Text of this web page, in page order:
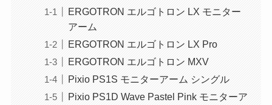
ERGOTRON エルゴトロン LX モニター
アーム
ERGOTRON エルゴトロン LX Pro
ERGOTRON エルゴトロン MXV
Pixio PS1S モニターアーム シングル
Pixio PS1D Wave Pastel Pink モニターア